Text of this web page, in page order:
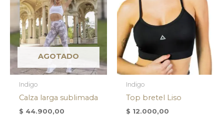
AGOTADO
Indigo
Calza larga sublimada
$ 44.900,00
Indigo
Top bretel Liso
$ 12.000,00